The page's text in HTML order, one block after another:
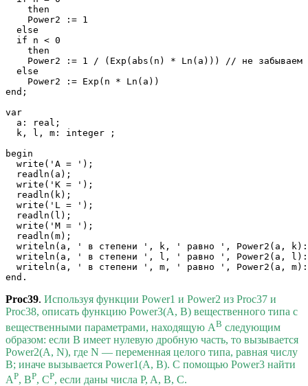
    then
    Power2 := 1
  else
  if n < 0
    then
Power2 := 1 / (Exp(abs(n) * Ln(a))) // не забываем
  else
    Power2 := Exp(n * Ln(a))
end;
var
  a: real;
  k, l, m: integer ;
begin
  write('A = ');
  readln(a);
  write('K = ');
  readln(k);
  write('L = ');
  readln(l);
  write('M = ');
  readln(m);
writeln(a, ' в степени ', k, ' равно ', Power2(a,
writeln(a, ' в степени ', l, ' равно ', Power2(a,
writeln(a, ' в степени ', m, ' равно ', Power2(a,
Proc39. Используя функции Power1 и Power2 из Proc37 и
Proc38, описать функцию Power3(A, B) вещественного типа с
вещественными параметрами, находящую AB следующим
образом: если B имеет нулевую дробную часть, то вызывается
Power2(A, N), где N — переменная целого типа, равная числу
B; иначе вызывается Power1(A, B). С помощью Power3 найти
AP, BP, CP, если даны числа P, A, B, C.